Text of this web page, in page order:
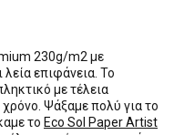
230g/m2 με
επιφάνεια. Το
με τέλεια
χρόνο. Ψάξαμε πολύ για το
το Eco Sol Paper Artist